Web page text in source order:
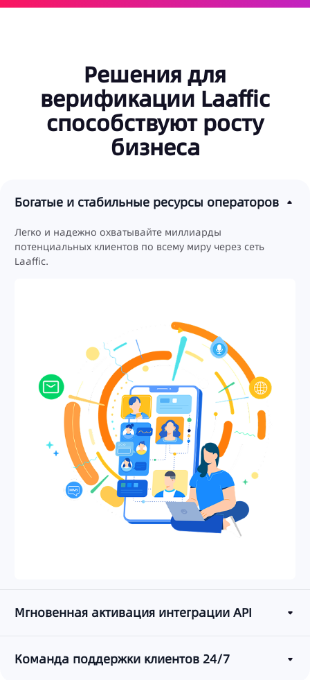
Решения для
верификации Laaffic
способствуют росту
бизнеса
Богатые и стабильные ресурсы операторов
Легко и надежно охватывайте миллиарды
потенциальных клиентов по всему миру через сеть
Laaffic.
Мгновенная активация интеграции API
Команда поддержки клиентов 24/7